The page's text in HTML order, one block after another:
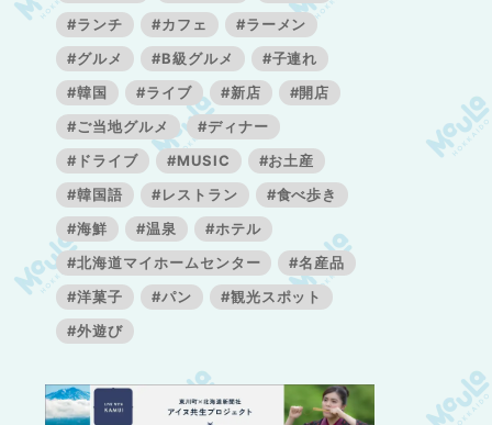
#ランチ
#カフェ
#ラーメン
#グルメ
#B級グルメ
#子連れ
#韓国
#ライブ #新店
#開店
#ご当地グルメ
#ディナー
#ドライブ
#MUSIC
#お土産
#韓国語
#レストラン
#食べ歩き
#海鮮
#温泉
#ホテル
#北海道マイホームセンター
#名産品
#洋菓子
#パン
#観光スポット
#外遊び